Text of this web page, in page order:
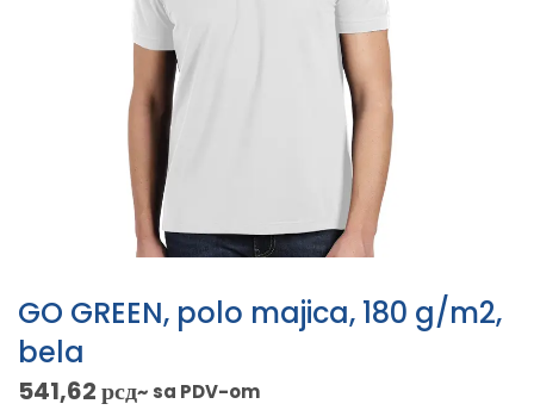
GO GREEN, polo majica, 180 g/m2,
bela
541,62рсд~ sa PDV-om